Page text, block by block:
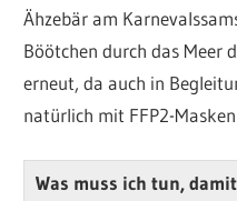
Ähzebär am
Böötchen durch das Meer
erneut, da auch in
natürlich mit FFP2-
Was muss ich tun,